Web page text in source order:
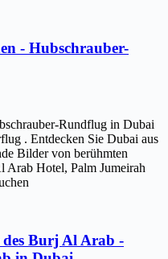
- Hubschrauber-
Rundflug in Dubai
. Entdecken Sie Dubai aus
Bilder von berühmten
Arab Hotel, Palm Jumeirah
Burj Al Arab -